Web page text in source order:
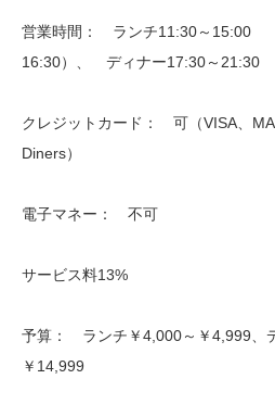
営業時間： ランチ11:30～15:00
16:30）、 ディナー17:30～21:30
クレジットカード： 可（VISA、
Diners）
電子マネー： 不可
サービス料13%
予算： ランチ￥4,000～￥4,999、
￥14,999